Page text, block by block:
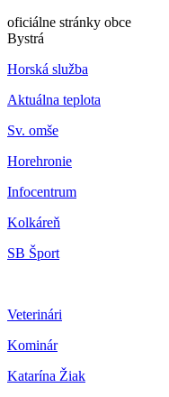
oficiálne stránky obce
Bystrá
Horská služba
Aktuálna teplota
Sv. omše
Horehronie
Infocentrum
Kolkáreň
SB Šport
Veterinári
Kominár
Katarína Žiak